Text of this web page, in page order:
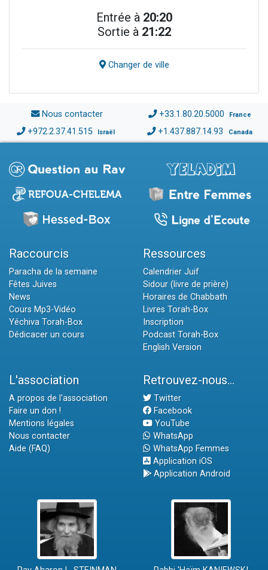
Entrée à 20:20
Sortie à 21:22
Changer de ville
Nous contacter +33.1.80.20.5000 France
+972.2.37.41.515 Israël +1.437.887.14.93 Canada
Raccourcis
Paracha de la semaine
Fêtes Juives
News
Cours Mp3-Vidéo
Yéchiva Torah-Box
Dédicacer un cours
Ressources
Calendrier Juif
Sidour (livre de prière)
Horaires de Chabbath
Livres Torah-Box
Inscription
Podcast Torah-Box
English Version
L'association
A propos de l'association
Faire un don !
Mentions légales
Nous contacter
Aide (FAQ)
Retrouvez-nous...
Twitter
Facebook
YouTube
WhatsApp
WhatsApp Femmes
Application iOS
Application Android